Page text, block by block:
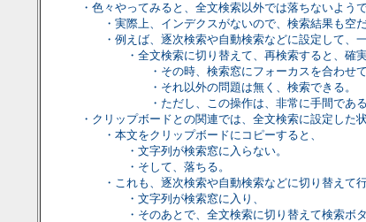
・色々やってみると、全文検索以外では落ちないようで
・実際上、インデクスがないので、検索結果も空だ
・例えば、逐次検索や自動検索などに設定して、一
・全文検索に切り替えて、再検索すると、確実
・その時、検索窓にフォーカスを合わせて、検
・それ以外の問題は無く、検索できる。
・ただし、この操作は、非常に手間である
・クリップボードとの関連では、全文検索に設定した状
・本文をクリップボードにコピーすると、
・文字列が検索窓に入らない。
・そして、落ちる。
・これも、逐次検索や自動検索などに切り替えて行
・文字列が検索窓に入り、
・そのあとで、全文検索に切り替えて検索ボタン